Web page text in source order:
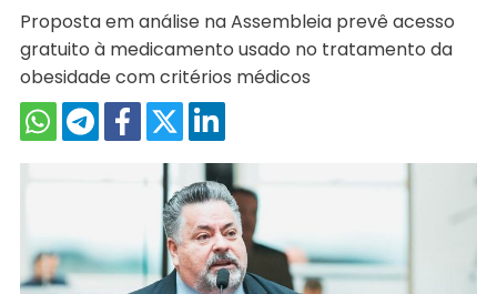
Proposta em análise na Assembleia prevê acesso
gratuito à medicamento usado no tratamento da
obesidade com critérios médicos